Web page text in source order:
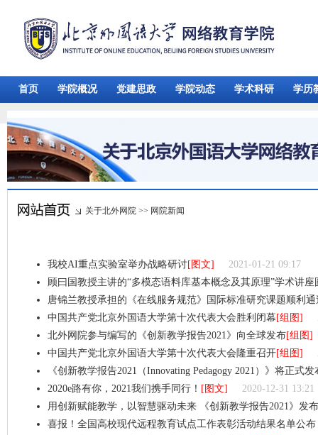
首页 学院概况 党建思政 学院动态 学术科研 学历
关于北外网院 >> 网院新闻
我校AI重点实验室举办战略研讨[图文]
2021-01-21 09:17
顾曰国教授主讲的“多模态语料库基本概念及其原理”学术讲座
唐锦兰教授承担的《在线服务规范》国际标准研究课题顺利
中国共产党北京外国语大学第十次代表大会胜利闭幕 [组图]
北外网院参与编写的《创新教学报告2021》向全球发布[组图]
中国共产党北京外国语大学第十次代表大会隆重召开[组图]
《创新教学报告2021（Innovating Pedagogy 2021）》将正式发
​2020e路有你，2021我们携手同行！ [图文]
2020-12-31 13:21
用创新赋能教学，以智慧驱动未来 《创新教学报告2021》发
喜报！全国高校现代远程教育试点工作表彰活动结果名单公